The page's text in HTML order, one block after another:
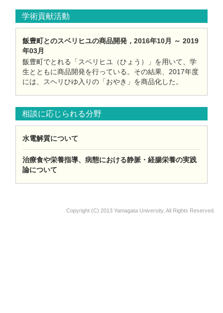
学術貢献活動
飯豊町とのスベリヒユの商品開発，2016年10月 ～ 2019
年03月
飯豊町でとれる「スベリヒユ（ひょう）」を用いて、学
生とともに商品開発を行っている。その結果、2017年度
には、スヘリひゆ入りの「おやき」を商品化した。
相談に応じられる分野
水電解質について
治療食や栄養指導、病態における静脈・経腸栄養の実践
論について
Copyright (C) 2013 Yamagata University, All Rights Reserved.